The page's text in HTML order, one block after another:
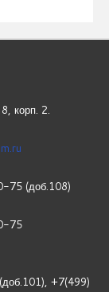
корп. 2.
75 (доб.108)
75
+7(499)